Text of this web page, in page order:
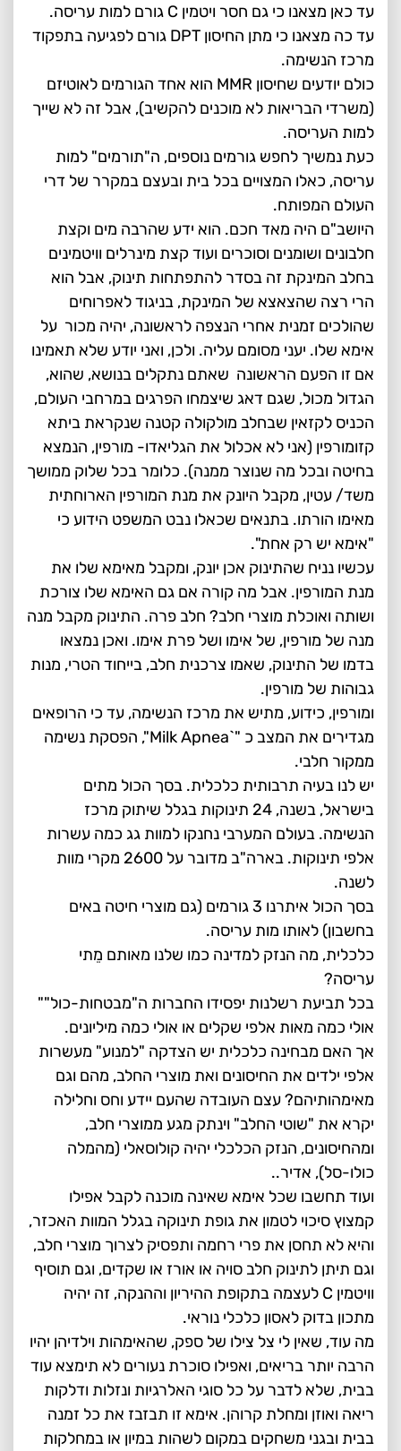
עד כאן מצאנו כי גם חסר ויטמין C גורם למות עריסה.
עד כה מצאנו כי מתן החיסון DPT גורם לפגיעה בתפקוד
מרכז הנשימה.
כולם יודעים שחיסון MMR הוא אחד הגורמים לאוטיזם
(משרדי הבריאות לא מוכנים להקשיב), אבל זה לא שייך
למות העריסה.
כעת נמשיך לחפש גורמים נוספים, ה"תורמים" למות
עריסה, כאלו המצויים בכל בית ובעצם במקרר של דרי
העולם המפותח.
היושב"ם היה מאד חכם. הוא ידע שהרבה מים וקצת
חלבונים ושומנים וסוכרים ועוד קצת מינרלים וויטמינים
בחלב המינקת זה בסדר להתפתחות תינוק, אבל הוא
הרי רצה שהצאצא של המינקת, בניגוד לאפרוחים
שהולכים זמנית אחרי הנצפה לראשונה, יהיה מכור על
אימא שלו. יעני מסומם עליה. ולכן, ואני יודע שלא תאמינו
אם זו הפעם הראשונה שאתם נתקלים בנושא, שהוא,
הגדול מכול, שגם דאג שיצמחו הפרגים במרחבי העולם,
הכניס לקזאין שבחלב מולקולה קטנה שנקראת ביתא
קזומורפין (אני לא אכלול את הגליאדו- מורפין, הנמצא
בחיטה ובכל מה שנוצר ממנה). כלומר בכל שלוק ממושך
משד/ עטין, מקבל היונק את מנת המורפין הארוחתית
מאימו הורתו. בתנאים שכאלו נבט המשפט הידוע כי
"אימא יש רק אחת".
עכשיו נניח שהתינוק אכן יונק, ומקבל מאימא שלו את
מנת המורפין. אבל מה קורה אם גם האימא שלו צורכת
ושותה ואוכלת מוצרי חלב? חלב פרה. התינוק מקבל מנה
מנה של מורפין, של אימו ושל פרת אימו. ואכן נמצאו
בדמו של התינוק, שאמו צרכנית חלב, בייחוד הטרי, מנות
גבוהות של מורפין.
ומורפין, כידוע, מתיש את מרכז הנשימה, עד כי הרופאים
מגדירים את המצב כ "`Milk Apnea", הפסקת נשימה
ממקור חלבי.
יש לנו בעיה תרבותית כלכלית. בסך הכול מתים
בישראל, בשנה, 24 תינוקות בגלל שיתוק מרכז
הנשימה. בעולם המערבי נחנקו למוות גג כמה עשרות
אלפי תינוקות. בארה"ב מדובר על 2600 מקרי מוות
לשנה.
בסך הכול איתרנו 3 גורמים (גם מוצרי חיטה באים
בחשבון) לאותו מות עריסה.
כלכלית, מה הנזק למדינה כמו שלנו מאותם מֵתי
עריסה?
בכל תביעת רשלנות יפסידו החברות ה"מבטחות-כול""
אולי כמה מאות אלפי שקלים או אולי כמה מיליונים.
אך האם מבחינה כלכלית יש הצדקה "למנוע" מעשרות
אלפי ילדים את החיסונים ואת מוצרי החלב, מהם וגם
מאימהותיהם? עצם העובדה שהעם יידע וחס וחלילה
יקרא את "שוטי החלב" וינתק מגע ממוצרי חלב,
ומהחיסונים, הנזק הכלכלי יהיה קולוסאלי (מהמלה
כולו-סל), אדיר..
ועוד תחשבו שכל אימא שאינה מוכנה לקבל אפילו
קמצוץ סיכוי לטמון את גופת תינוקה בגלל המוות האכזר,
והיא לא תחסן את פרי רחמה ותפסיק לצרוך מוצרי חלב,
וגם תיתן לתינוק חלב סויה או אורז או שקדים, וגם תוסיף
וויטמין C לעצמה בתקופת ההיריון וההנקה, זה יהיה
מתכון בדוק לאסון כלכלי נוראי.
מה עוד, שאין לי צל צילו של ספק, שהאימהות וילדיהן יהיו
הרבה יותר בריאים, ואפילו סוכרת נעורים לא תימצא עוד
בבית, שלא לדבר על כל סוגי האלרגיות ונזלות ודלקות
ריאה ואוזן ומחלת קרוהן. אימא זו תבזבז את כל זמנה
בבית ובגני משחקים במקום לשהות במיון או במחלקות